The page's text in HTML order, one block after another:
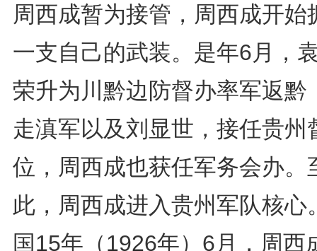
周西成暂为接管，周西成开始
一支自己的武装。是年6月，
荣升为川黔边防督办率军返黔
走滇军以及刘显世，接任贵州
位，周西成也获任军务会办。
此，周西成进入贵州军队核心
国15年（1926年）6月，周西